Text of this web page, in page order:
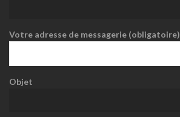
Votre adresse de messagerie (obligatoire)
Objet